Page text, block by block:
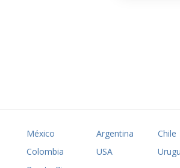
México Argentina
Chile
Colombia
USA